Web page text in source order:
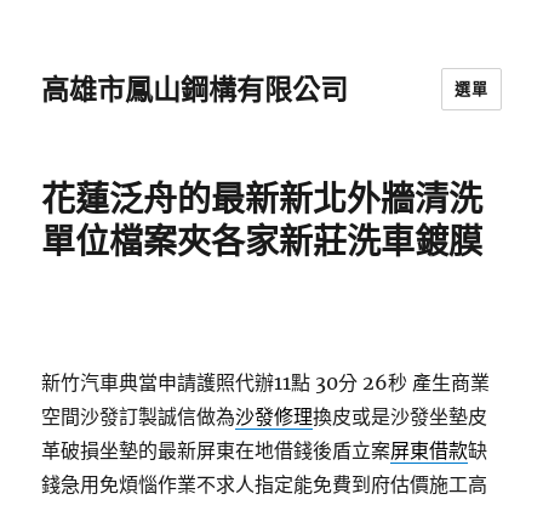
高雄市鳳山鋼構有限公司 選單
花蓮泛舟的最新新北外牆清洗
單位檔案夾各家新莊洗車鍍膜
新竹汽車典當申請護照代辦11點 30分 26秒 產生商業
空間沙發訂製誠信做為沙發修理換皮或是沙發坐墊皮
革破損坐墊的最新屏東在地借錢後盾立案屏東借款缺
錢急用免煩惱作業不求人指定能免費到府估價施工高